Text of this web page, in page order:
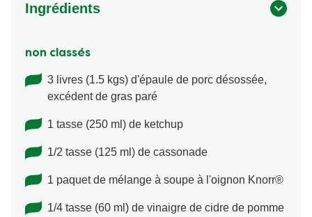
Ingrédients
non classés
3 livres (1.5 kgs) d'épaule de porc désossée,
excédent de gras paré
1 tasse (250 ml) de ketchup
1/2 tasse (125 ml) de cassonade
1 paquet de mélange à soupe à l'oignon Knorr®
1/4 tasse (60 ml) de vinaigre de cidre de pomme